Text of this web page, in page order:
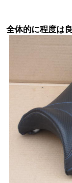
全体的に程度は